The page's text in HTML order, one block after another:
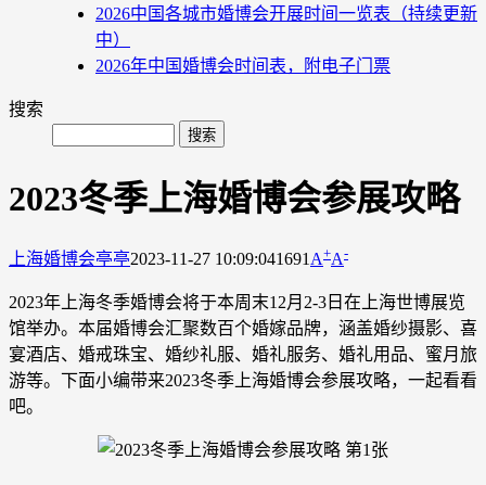
2026中国各城市婚博会开展时间一览表（持续更新
中）
2026年中国婚博会时间表，附电子门票
搜索
2023冬季上海婚博会参展攻略
上海婚博会亭亭2023-11-27 10:09:041691 A+A-
2023年上海冬季婚博会将于本周末12月2-3日在上海世博展览
馆举办。本届婚博会汇聚数百个婚嫁品牌，涵盖婚纱摄影、喜
宴酒店、婚戒珠宝、婚纱礼服、婚礼服务、婚礼用品、蜜月旅
游等。下面小编带来2023冬季上海婚博会参展攻略，一起看看
吧。